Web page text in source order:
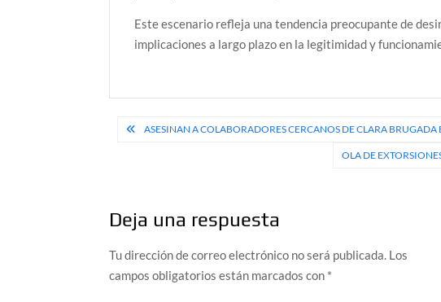
Este escenario refleja una tendencia preocupante de
implicaciones a largo plazo en la legitimidad y
Navegación
ASESINAN A COLABORADORES CERCANOS DE CLARA
OLA DE
Deja una respuesta
Tu dirección de correo electrónico no será publicada. Los
campos obligatorios están marcados con *